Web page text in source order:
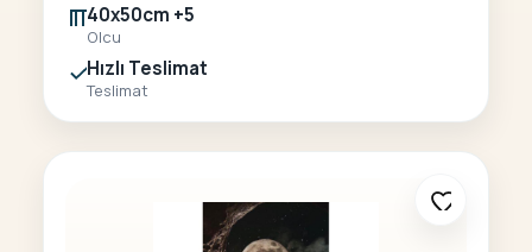
40x50cm +5
Olcu
Hızlı Teslimat
Teslimat